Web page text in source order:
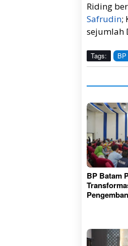
Riding
Safrudin;
sejumlah
Tags:
BP Batam